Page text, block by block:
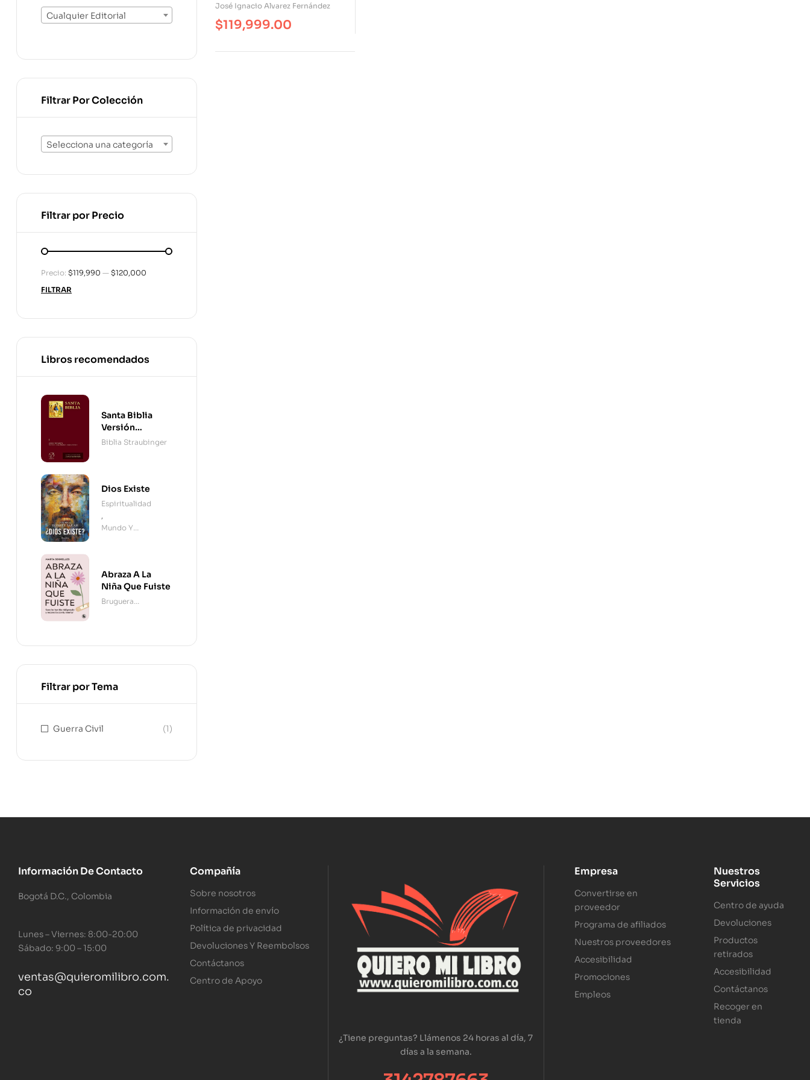
José Ignacio Alvarez Fernández
$119,999.00
Cualquier Editorial
Filtrar Por Colección
Selecciona una categoría
Filtrar por Precio
FILTRAR
Precio: $119,990 — $120,000
Libros recomendados
Santa Biblia
Versión
Straubinger - 2
Biblia Straubinger
Dios Existe
Espiritualidad
,
Mundo Y
Abraza A La
Niña Que Fuiste
Bruguera
Filtrar por Tema
Guerra Civil (1)
Información De Contacto
Bogotá D.C., Colombia
Lunes – Viernes: 8:00-20:00
Sábado: 9:00 – 15:00
ventas@quieromilibro.com.
co
Compañía
Sobre nosotros
Información de envío
Política de privacidad
Devoluciones Y Reembolsos
Contáctanos
Centro de Apoyo
¿Tiene preguntas? Llámenos 24 horas al día, 7
días a la semana.
Empresa
Convertirse en
proveedor
Programa de afiliados
Nuestros proveedores
Accesibilidad
Promociones
Empleos
Nuestros
Servicios
Centro de ayuda
Devoluciones
Productos
retirados
Accesibilidad
Contáctanos
Recoger en
tienda